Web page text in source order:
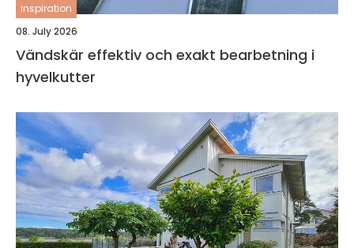
inspiration
08. July 2026
Vändskär effektiv och exakt bearbetning i
hyvelkutter